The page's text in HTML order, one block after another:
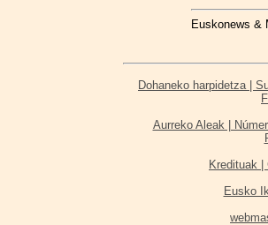
Euskonews &
Dohaneko harpidetza |
Aurreko Aleak |
Kredituak
Eusko